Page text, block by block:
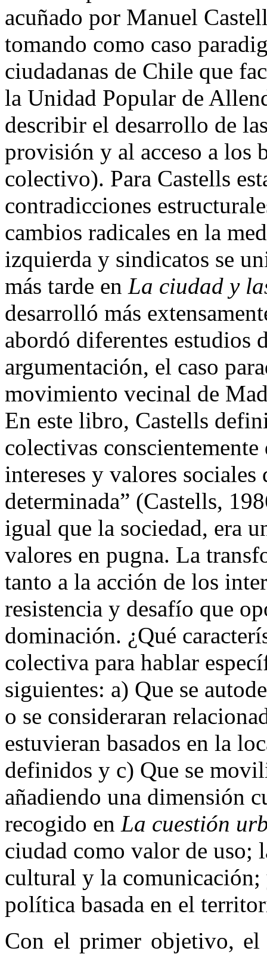
acuñado por Manuel
tomando como caso
ciudadanas de Chile que
la Unidad Popular de
describir el desarrollo de
provisión y al acceso a los
colectivo). Para Castells
contradicciones
cambios radicales en la
izquierda y sindicatos se
más tarde en La ciudad y
desarrolló más
abordó diferentes estudios
argumentación, el caso
movimiento vecinal de
En este libro, Castells
colectivas
intereses y valores
determinada” (Castells,
igual que la sociedad, era
valores en pugna. La
tanto a la acción de los
resistencia y desafío que
dominación. ¿Qué
colectiva para hablar
siguientes: a) Que se
o se consideraran
estuvieran basados en la
definidos y c) Que se
añadiendo una dimensión
recogido en La cuestión
ciudad como valor de uso;
cultural y la
política basada en el
Con el primer objetivo, el